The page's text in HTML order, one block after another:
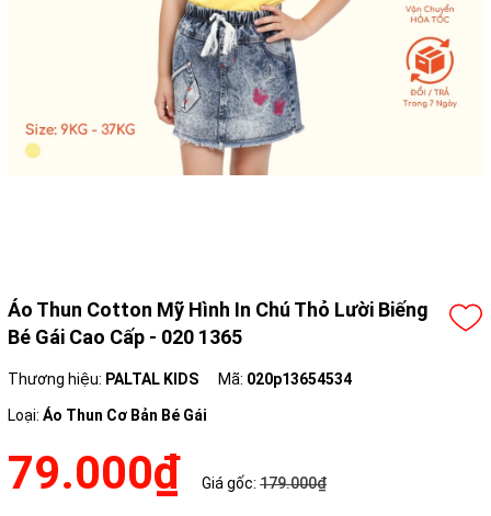
Áo Thun Cotton Mỹ Hình In Chú Thỏ Lười Biếng
Bé Gái Cao Cấp - 020 1365
Thương hiệu: PALTAL KIDS Mã: 020p13654534
Loại: Áo Thun Cơ Bản Bé Gái
79.000₫ Giá gốc: 179.000₫